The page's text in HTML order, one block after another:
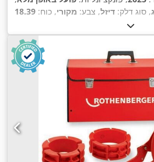
, סוג דלק: דיזל, צבע: מקורי, כוח: 18.39
קילוואט (25.00 כ"ס), יצרן מנועים:
, סוג תמסורת:אוטומטי, תצורת סרן:
, מספר מושבים: אחר, עוצמת
הכף:1 מ"ק , רוחב כף חפירה: 360 מ"מ
,
איסוף אחורי, את חפירה סטנדרטית,
הידראוליקה של גריפר, הנעה בכל
מנוף, פטיש הידרולי, פנסים נוספים,
מתכווננת, תא נהג,